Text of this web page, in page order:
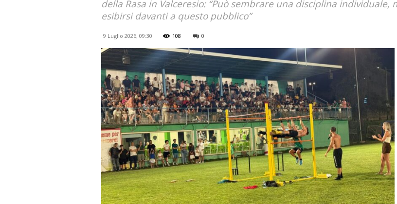
della Rasa in Valceresio: “Può sembrare una disciplina
esibirsi davanti a questo pubblico”
9 Luglio 2026, 09:30 108 0